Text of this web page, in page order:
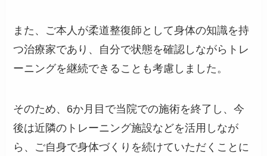
また、ご本人が柔道整復師として身体の知識を持
つ治療家であり、自分で状態を確認しながらトレ
ーニングを継続できることも考慮しました。
そのため、6か月目で当院での施術を終了し、今
後は近隣のトレーニング施設などを活用しなが
ら、ご自身で身体づくりを続けていただくことに